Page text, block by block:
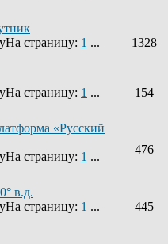
На страницу: 1 ...
1328
На страницу: 1 ...
154
«Русский
На страницу: 1 ...
476
в.д.
На страницу: 1 ...
445